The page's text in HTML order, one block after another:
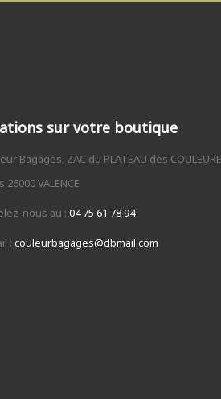
sur votre boutique
Bagages, ZAC du PLATEAU des
26000 VALENCE
nous au : 04 75 61 78 94
: couleurbagages@dbmail.com